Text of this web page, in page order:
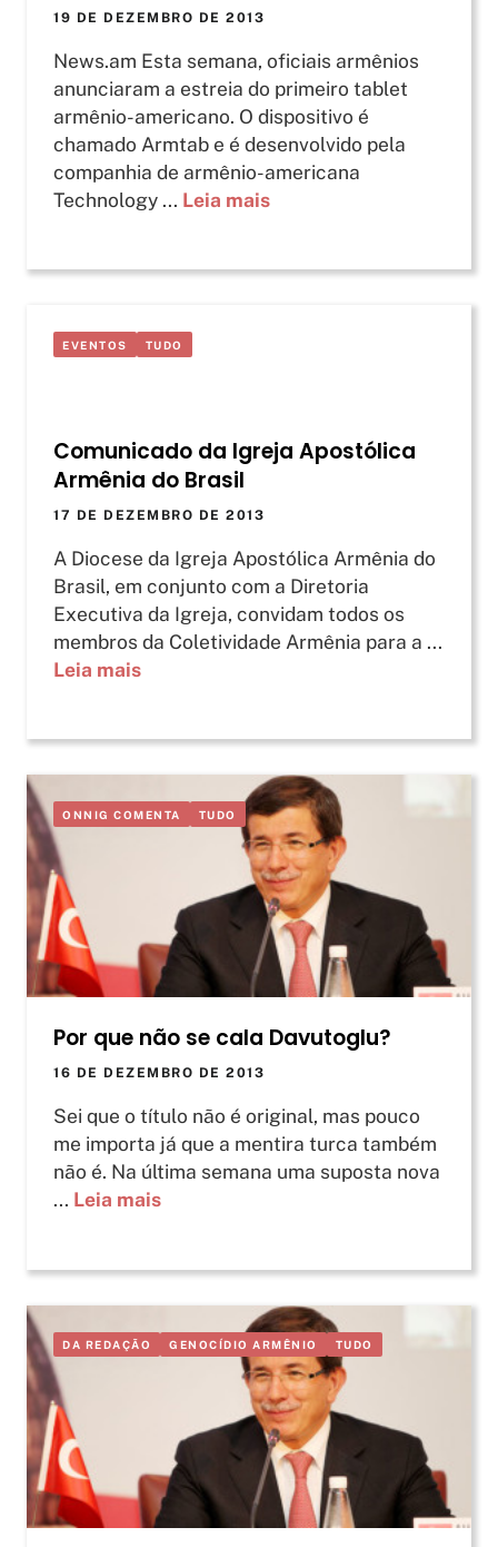
19 DE DEZEMBRO DE 2013
News.am Esta semana, oficiais armênios
anunciaram a estreia do primeiro tablet
armênio-americano. O dispositivo é
chamado Armtab e é desenvolvido pela
companhia de armênio-americana
Technology ... Leia mais
EVENTOS TUDO
Comunicado da Igreja Apostólica
Armênia do Brasil
17 DE DEZEMBRO DE 2013
A Diocese da Igreja Apostólica Armênia do
Brasil, em conjunto com a Diretoria
Executiva da Igreja, convidam todos os
membros da Coletividade Armênia para a ...
Leia mais
ONNIG COMENTA TUDO
Por que não se cala Davutoglu?
16 DE DEZEMBRO DE 2013
Sei que o título não é original, mas pouco
me importa já que a mentira turca também
não é. Na última semana uma suposta nova
... Leia mais
DA REDAÇÃO GENOCÍDIO ARMÊNIO TUDO